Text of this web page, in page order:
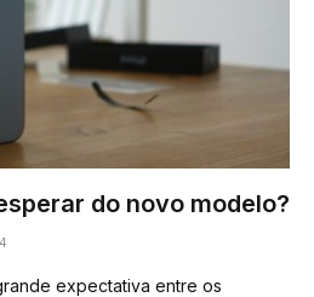
do novo modelo?
expectativa entre os